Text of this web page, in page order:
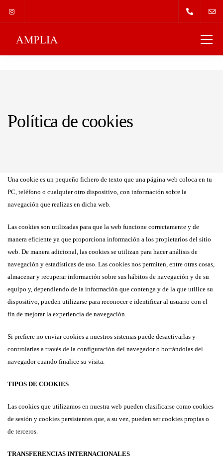
Política de cookies
Una cookie es un pequeño fichero de texto que una página web coloca en tu
PC, teléfono o cualquier otro dispositivo, con información sobre la
navegación que realizas en dicha web.
Las cookies son utilizadas para que la web funcione correctamente y de
manera eficiente ya que proporciona información a los propietarios del sitio
web. De manera adicional, las cookies se utilizan para hacer análisis de
navegación y estadísticas de uso. Las cookies nos permiten, entre otras cosas,
almacenar y recuperar información sobre sus hábitos de navegación y de su
equipo y, dependiendo de la información que contenga y de la que utilice su
dispositivo, pueden utilizarse para reconocer e identificar al usuario con el
fin de mejorar la experiencia de navegación.
Si prefiere no enviar cookies a nuestros sistemas puede desactivarlas y
controlarlas a través de la configuración del navegador o borrándolas del
navegador cuando finalice su visita.
TIPOS DE COOKIES
Las cookies que utilizamos en nuestra web pueden clasificarse como cookies
de sesión y cookies persistentes que, a su vez, pueden ser cookies propias o
de terceros.
TRANSFERENCIAS INTERNACIONALES